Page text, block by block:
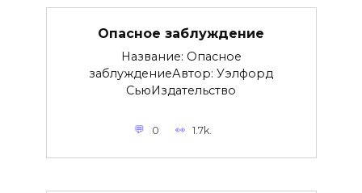
Опасное заблуждение
Название: Опасное
заблуждениеАвтор: Уэлфорд
СьюИздательство
0 1.7k.